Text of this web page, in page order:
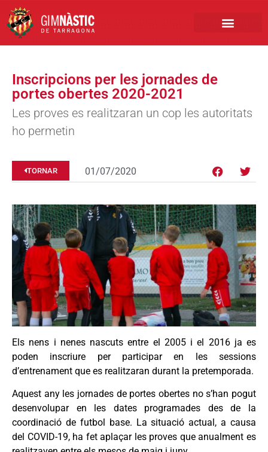
Inscripcions per les jornades de
portes obertes 2020-2021
Les proves es realitzaran un cop les autoritats
ho permetin
TORNAR 01/07/2020
Els nens i nenes nascuts entre el 2005 i el 2016 ja es
poden inscriure per participar en les sessions
d’entrenament que es realitzaran durant la pretemporada.
Aquest any les jornades de portes obertes no s’han pogut
desenvolupar en les dates programades des de la
coordinació de futbol base. La situació actual, a causa
del COVID-19, ha fet aplaçar les proves que anualment es